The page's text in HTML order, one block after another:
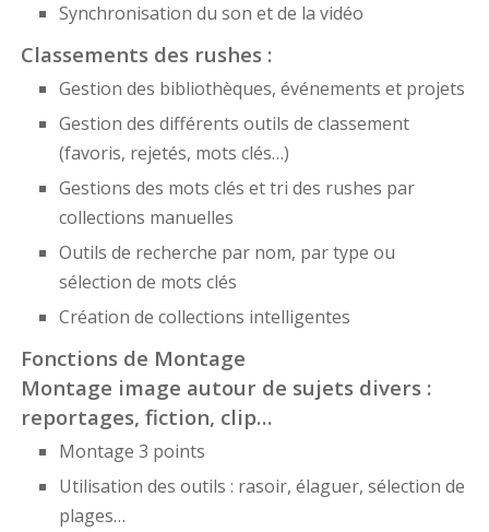
Synchronisation du son et de la vidéo
Classements des rushes :
Gestion des bibliothèques, événements et projets
Gestion des différents outils de classement
(favoris, rejetés, mots clés…)
Gestions des mots clés et tri des rushes par
collections manuelles
Outils de recherche par nom, par type ou
sélection de mots clés
Création de collections intelligentes
Fonctions de Montage
Montage image autour de sujets divers :
reportages, fiction, clip…
Montage 3 points
Utilisation des outils : rasoir, élaguer, sélection de
plages…